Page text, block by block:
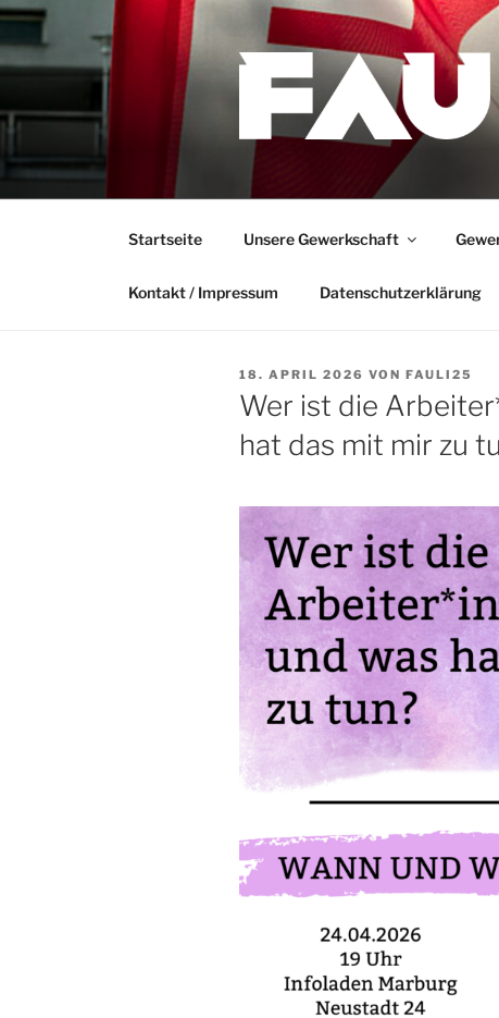
Zum
Inhalt
springen
Startseite Unsere Gewerkschaft
Kontakt / Impressum Datenschutzerklärung
VERÖFFENTLICHT
AM
18. APRIL 2026 VON FAULI25
Wer ist die
hat das mit mir zu